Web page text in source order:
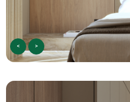
< >